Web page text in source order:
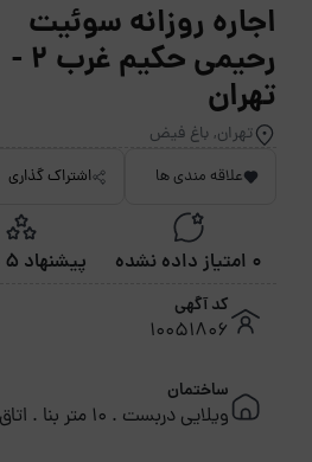
اجاره روزانه سوئیت
رحیمی حکیم غرب ۲ -
تهران
تهران, باغ فیض
علاقه مندی ها اشتراک گذاری
0 امتیاز داده نشده پیشنهاد 5 نفرات
کد آگهی
10051806
ساختمان
ویلایی دربست . 10 متر بنا . اتاق